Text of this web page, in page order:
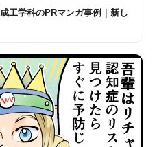
工学科のPRマンガ事例｜新し